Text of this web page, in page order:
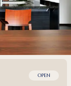
OPEN